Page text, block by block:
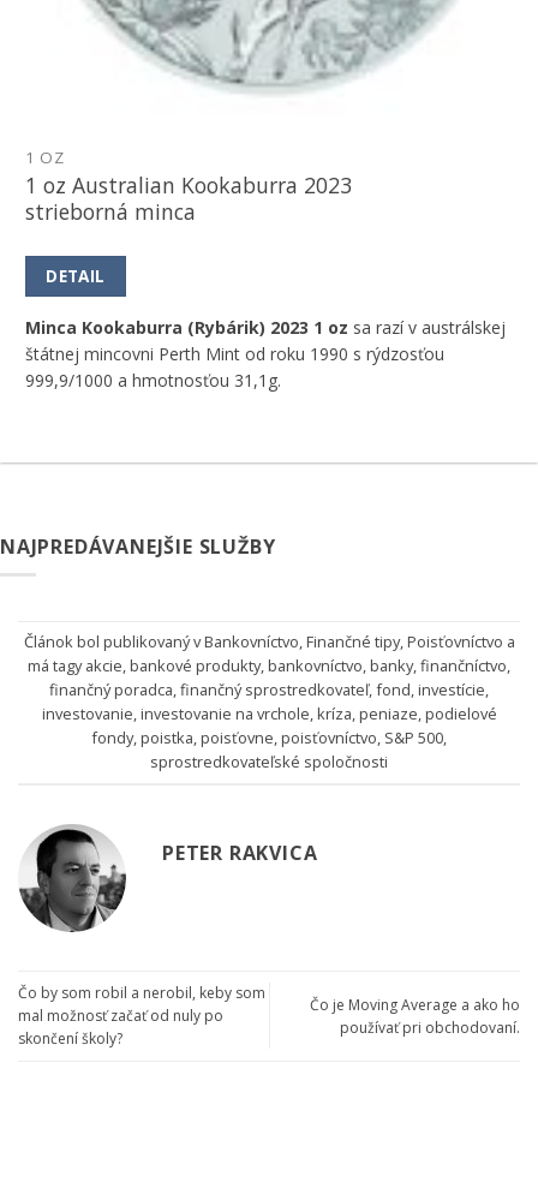
1 OZ
1 oz Australian Kookaburra 2023
strieborná minca
DETAIL
Minca Kookaburra (Rybárik) 2023 1 oz sa razí v austrálskej
štátnej mincovni Perth Mint od roku 1990 s rýdzosťou
999,9/1000 a hmotnosťou 31,1g.
NAJPREDÁVANEJŠIE SLUŽBY
Článok bol publikovaný vBankovníctvo,Finančné tipy,Poisťovníctvo a
má tagyakcie,bankové produkty,bankovníctvo,banky,finančníctvo,
finančný poradca,finančný sprostredkovateľ,fond,investície,
investovanie,investovanie na vrchole,kríza,peniaze,podielové
fondy,poistka,poisťovne,poisťovníctvo, S&P 500,
sprostredkovateľské spoločnosti
PETER RAKVICA
Čo by som robil a nerobil, keby som
mal možnosť začať od nuly po
skončení školy?
Čo je Moving Average a ako ho
používať pri obchodovaní.